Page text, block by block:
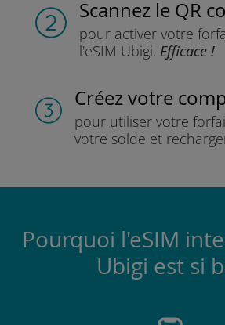
Scannez le QR
pour activer votre
l'eSIM Ubigi. Efficace !
Créez votre
pour utiliser votre
votre solde et
Pourquoi l'eSIM
Ubigi est si